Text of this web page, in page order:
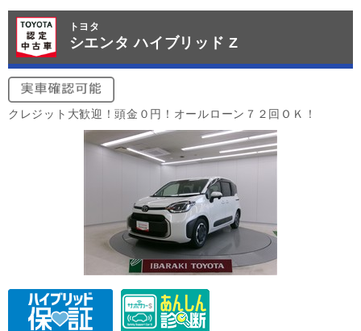
トヨタ
シエンタ ハイブリッド Z
クレジット大歓迎！頭金０円！オールローン７２回ＯＫ！